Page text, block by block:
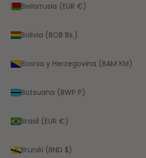
Bielorrusia (EUR €)
Bolivia (BOB Bs.)
Bosnia y Herzegovina (BAM КМ)
Botsuana (BWP P)
Brasil (EUR €)
Brunéi (BND $)